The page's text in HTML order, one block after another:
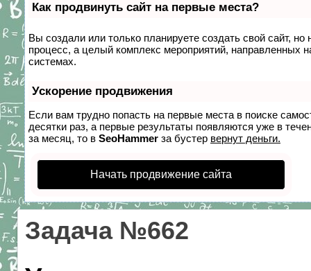
Как продвинуть сайт на первые места?
Вы создали или только планируете создать свой сайт,
процесс, а целый комплекс мероприятий, направленных
системах.
Ускорение продвижения
Если вам трудно попасть на первые места в поиске
десятки раз, а первые результаты появляются уже в
за месяц, то в SeoHammer за бустер вернут деньги.
Начать продвижение сайта
Задача №662